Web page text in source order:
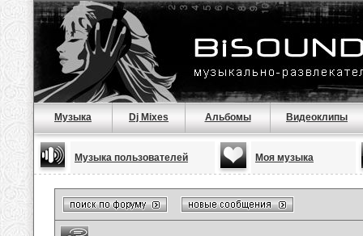
Музыка Dj Mixes Альбомы Видеоклипы
Музыка пользователей Моя музыка